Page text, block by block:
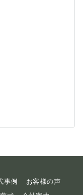
事例
お客様の声